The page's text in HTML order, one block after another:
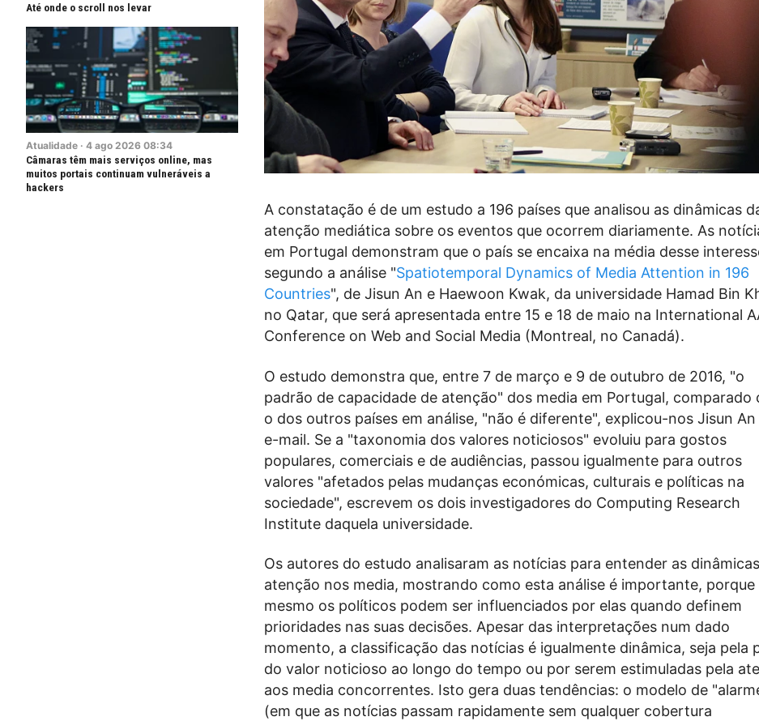
Até onde o scroll nos levar
Atualidade · 4 ago 2026 08:34
Câmaras têm mais serviços online, mas
muitos portais continuam vulneráveis a
hackers
A constatação é de um estudo a 196 países que analisou as dinâmicas
atenção mediática sobre os eventos que ocorrem diariamente. As
em Portugal demonstram que o país se encaixa na média desse
segundo a análise "Spatiotemporal Dynamics of Media Attention in 196
Countries", de Jisun An e Haewoon Kwak, da universidade Hamad Bin
no Qatar, que será apresentada entre 15 e 18 de maio na International
Conference on Web and Social Media (Montreal, no Canadá).
O estudo demonstra que, entre 7 de março e 9 de outubro de 2016, "o
padrão de capacidade de atenção" dos media em Portugal, comparado
o dos outros países em análise, "não é diferente", explicou-nos Jisun
e-mail. Se a "taxonomia dos valores noticiosos" evoluiu para gostos
populares, comerciais e de audiências, passou igualmente para outros
valores "afetados pelas mudanças económicas, culturais e políticas na
sociedade", escrevem os dois investigadores do Computing Research
Institute daquela universidade.
Os autores do estudo analisaram as notícias para entender as
atenção nos media, mostrando como esta análise é importante, porque
mesmo os políticos podem ser influenciados por elas quando definem
prioridades nas suas decisões. Apesar das interpretações num dado
momento, a classificação das notícias é igualmente dinâmica, seja pela
do valor noticioso ao longo do tempo ou por serem estimuladas pela
aos media concorrentes. Isto gera duas tendências: o modelo de
(em que as notícias passam rapidamente sem qualquer cobertura